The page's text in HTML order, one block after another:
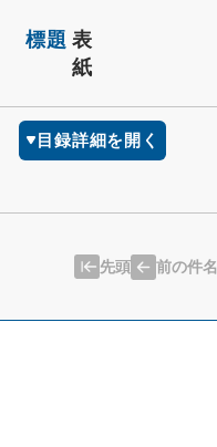
標題 表
紙
目録詳細を開く
先頭 前の件名